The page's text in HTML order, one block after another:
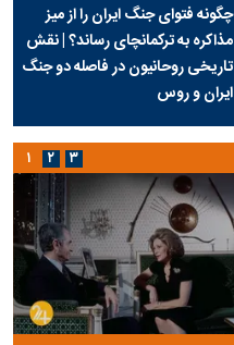
چگونه فتوای جنگ ایران را از میز
مذاکره به ترکمانچای رساند؟ | نقش
تاریخی روحانیون در فاصله دو جنگ
ایران و روس
۱ ۲ ۳